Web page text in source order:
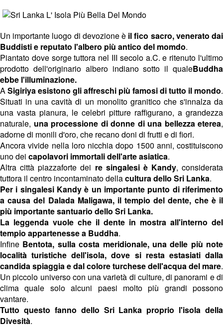
Un importante luogo di devozione è il fico sacro, venerato dai
Buddisti e reputato l'albero più antico del momdo.
Piantato dove sorge tuttora nel III secolo a.C. e ritenuto l'ultimo
prodotto dell'originario albero indiano sotto il qualeBuddha
ebbe l'illuminazione.
ASigiriya esistono gli affreschi più famosi di tutto il mondo.
Situati in una cavità di un monolito granitico che s'innalza da
una vasta pianura, le celebri pitture raffigurano, a grandezza
naturale, una processione di donne di una bellezza eterea,
adorne di monili d'oro, che recano doni di frutti e di fiori.
Ancora vivide nella loro nicchia dopo 1500 anni, costituiscono
uno dei capolavori immortali dell'arte asiatica.
Altra città piazzaforte dei re singalesi è Kandy, considerata
tuttora il centro incontaminato dellacultura dello Sri Lanka.
Per i singalesi Kandy è un importante punto di riferimento
a causa del Dalada Maligawa, il tempio del dente, che è il
più importante santuario dello Sri Lanka.
La leggenda vuole che il dente in mostra all'interno del
tempio appartenesse a Buddha.
Infine Bentota, sulla costa meridionale, una delle più note
località turistiche dell'isola, dove si resta estasiati dalla
candida spiaggia e dal colore turchese dell'acqua del mare.
Un piccolo universo con una varietà di culture, di panorami e di
clima quale solo alcuni paesi molto più grandi possono
vantare.
Tutto questo fanno dello Sri Lanka proprio l'isola della
Divesità.